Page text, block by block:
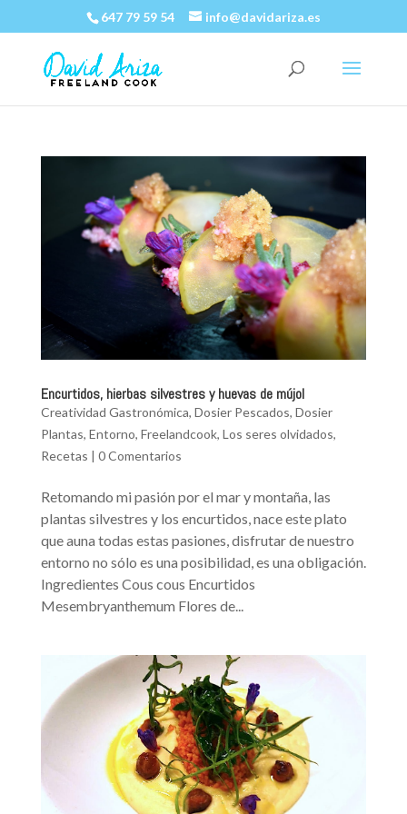
647 79 59 54 info@davidariza.es
Encurtidos, hierbas silvestres y huevas de mújol
Creatividad Gastronómica, Dosier Pescados, Dosier
Plantas, Entorno, Freelandcook, Los seres olvidados,
Recetas | 0 Comentarios
Retomando mi pasión por el mar y montaña, las
plantas silvestres y los encurtidos, nace este plato
que auna todas estas pasiones, disfrutar de nuestro
entorno no sólo es una posibilidad, es una obligación.
Ingredientes Cous cous Encurtidos
Mesembryanthemum Flores de...